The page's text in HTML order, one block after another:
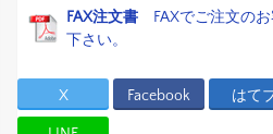
FAX注文書 FAXでご注文の
下さい。
X Facebook はて